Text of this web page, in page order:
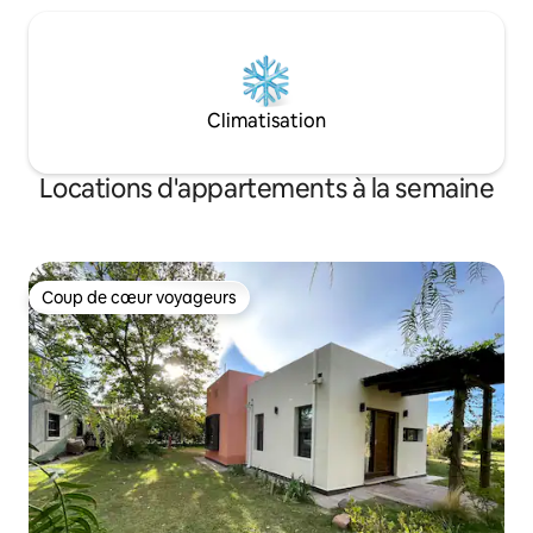
Climatisation
Locations d'appartements à la semaine
Coup de cœur voyageurs
Coup de cœur voyageurs